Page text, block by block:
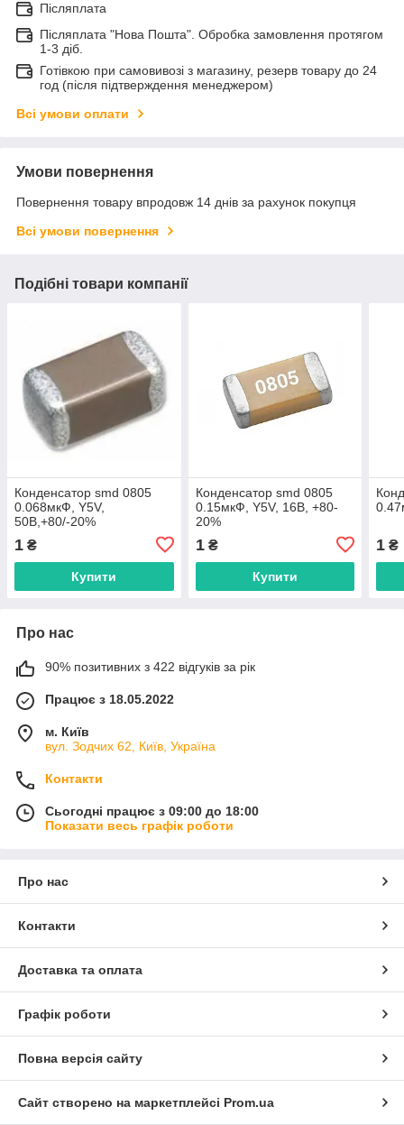
Післяплата
Післяплата "Нова Пошта". Обробка замовлення протягом
1-3 діб.
Готівкою при самовивозі з магазину, резерв товару до 24
год (після підтверждення менеджером)
Всі умови оплати
Умови повернення
Повернення товару впродовж 14 днів за рахунок покупця
Всі умови повернення
Подібні товари компанії
Конденсатор smd 0805
0.068мкФ, Y5V,
50В,+80/-20%
1 ₴
Купити
Конденсатор smd 0805
0.15мкФ, Y5V, 16В, +80-
20%
1₴
Купити
1 ₴
Про нас
90% позитивних з 422 відгуків за рік
Працює з 18.05.2022
м. Київ
вул. Зодчих 62, Київ, Україна
Контакти
Сьогодні працює з 09:00 до 18:00
Показати весь графік роботи
Про нас
Контакти
Доставка та оплата
Графік роботи
Повна версія сайту
Сайт створено на маркетплейсі Prom.ua